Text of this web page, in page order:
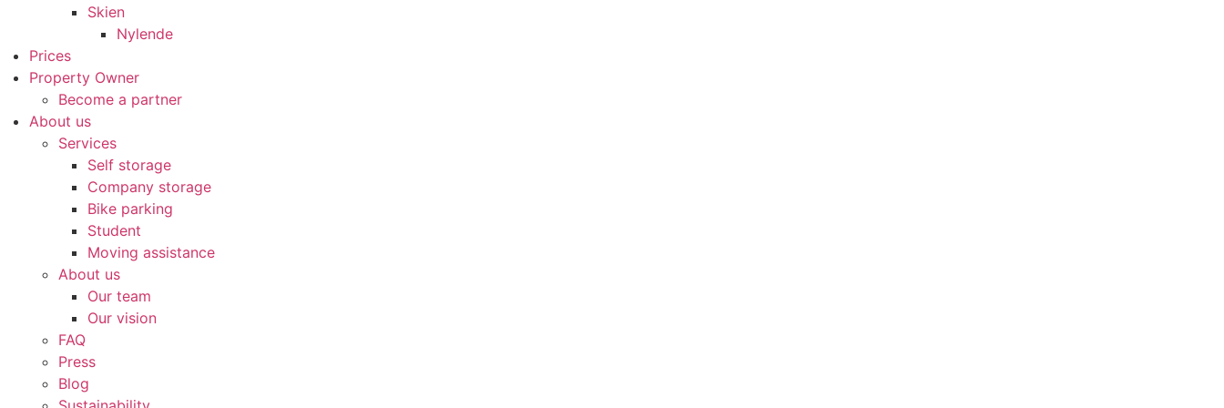
Skien
Nylende
Prices
Property Owner
Become a partner
About us
Services
Self storage
Company storage
Bike parking
Student
Moving assistance
About us
Our team
Our vision
FAQ
Press
Blog